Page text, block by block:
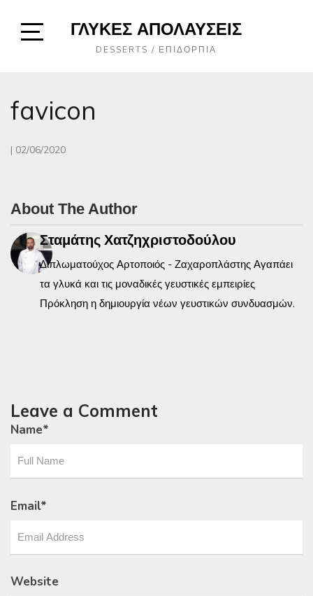
ΓΛΥΚΈΣ ΑΠΟΛΑΎΣΕΙΣ
DESSERTS / ΕΠΙΔΌΡΠΙΑ
favicon
| 02/06/2020
About The Author
Σταμάτης Χατζηχριστοδούλου
Διπλωματούχος Αρτοποιός - Ζαχαροπλάστης Αγαπάει
τα γλυκά και τις μοναδικές γευστικές εμπειρίες
Πρόκληση η δημιουργία νέων γευστικών συνδυασμών.
Leave a Comment
Name*
Email*
Website